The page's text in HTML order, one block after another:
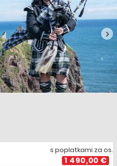
s poplatkami za os.
1 490,00 €